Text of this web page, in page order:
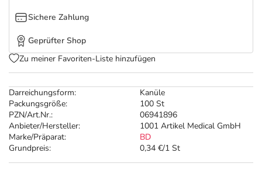
Marken
Darreichungsform:
Kanüle
Packungsgröße:
100 St
PZN/Art.Nr.:
06941896
Anbieter/Hersteller:
1001 Artikel Medical GmbH
Marke/Präparat:
BD
Grundpreis:
0,34 €/1 St
Sichere Zahlung
Geprüfter Shop
Zu meiner Favoriten-Liste hinzufügen